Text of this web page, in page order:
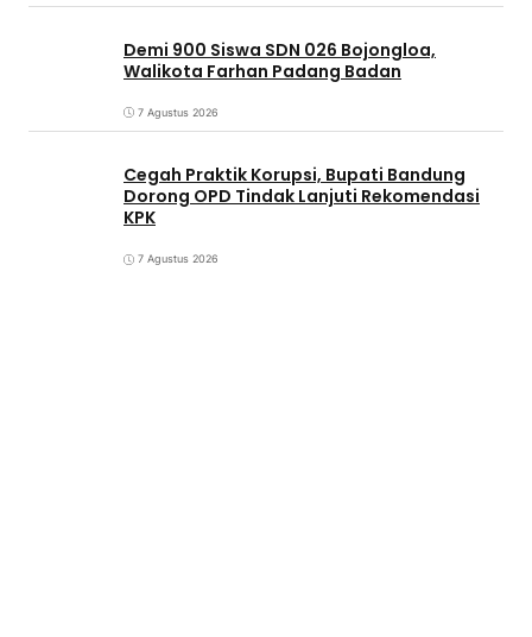
Demi 900 Siswa SDN 026 Bojongloa,
Walikota Farhan Padang Badan
7 Agustus 2026
Cegah Praktik Korupsi, Bupati Bandung
Dorong OPD Tindak Lanjuti Rekomendasi
KPK
7 Agustus 2026